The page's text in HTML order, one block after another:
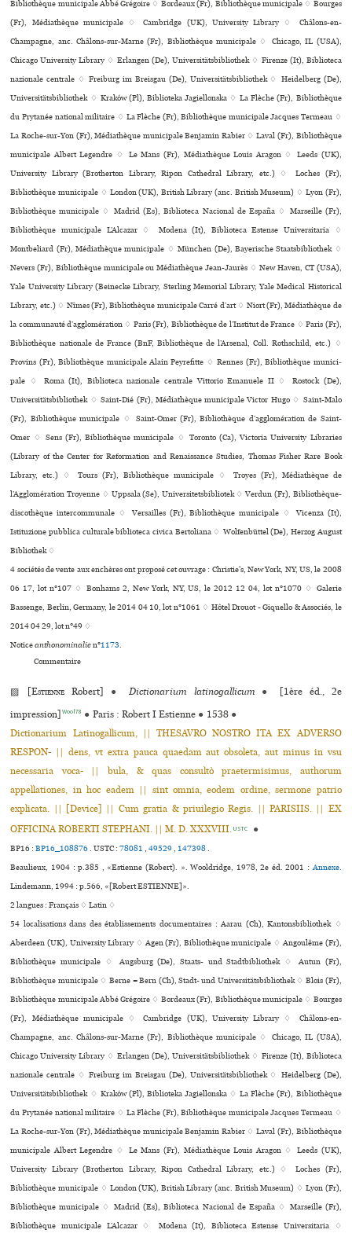
Bibliothèque muni­ci­pale Abbé Grégoire ♢ Bordeaux (Fr), Bibliothèque muni­ci­pale ♢ Bourges
(Fr), Médiathèque muni­ci­pale ♢ Cambridge (UK), University Library ♢ Châlons-en-
Champagne, anc. Châlons-sur-Marne (Fr), Bibliothèque muni­ci­pale ♢ Chicago, IL (USA),
Chicago University Library ♢ Erlangen (De), Universitätsbibliothek ♢ Firenze (It), Biblioteca
nazio­nale cen­trale ♢ Freiburg im Breisgau (De), Universitätsbibliothek ♢ Heidelberg (De),
Universitätsbibliothek ♢ Kraków (Pl), Biblioteka Jagiellonska ♢ La Flèche (Fr), Bibliothèque
du Prytanée national mili­taire ♢ La Flèche (Fr), Bibliothèque muni­ci­pale Jacques Termeau ♢
La Roche-sur-Yon (Fr), Médiathèque muni­ci­pale Benjamin Rabier ♢ Laval (Fr), Bibliothèque
muni­ci­pale Albert Legendre ♢ Le Mans (Fr), Médiathèque Louis Aragon ♢ Leeds (UK),
University Library (Brotherton Library, Ripon Cathedral Library, etc.) ♢ Loches (Fr),
Bibliothèque muni­ci­pale ♢ London (UK), British Library (anc. British Museum) ♢ Lyon (Fr),
Bibliothèque muni­ci­pale ♢ Madrid (Es), Biblioteca Nacional de España ♢ Marseille (Fr),
Bibliothèque muni­ci­pale L’Alcazar ♢ Modena (It), Biblioteca Estense Universitaria ♢
Montbeliard (Fr), Médiathèque muni­ci­pale ♢ München (De), Bayerische Staatsbibliothek ♢
Nevers (Fr), Bibliothèque muni­ci­pale ou Médiathèque Jean-Jaurès ♢ New Haven, CT (USA),
Yale University Library (Beinecke Library, Sterling Memorial Library, Yale Medical Historical
Library, etc.) ♢ Nîmes (Fr), Bibliothèque muni­ci­pale Carré d’art ♢ Niort (Fr), Médiathèque de
la com­mu­nauté d’agglo­mé­ra­tion ♢ Paris (Fr), Bibliothèque de l’Institut de France ♢ Paris (Fr),
Bibliothèque nationale de France (BnF, Bibliothèque de l’Arsenal, Coll. Rothschild, etc.) ♢
Provins (Fr), Bibliothèque muni­ci­pale Alain Peyrefitte ♢ Rennes (Fr), Bibliothèque muni­ci­
pale ♢ Roma (It), Biblioteca nazio­nale cen­trale Vittorio Emanuele II ♢ Rostock (De),
Universitätsbibliothek ♢ Saint-Dié (Fr), Médiathèque muni­ci­pale Victor Hugo ♢ Saint-Malo
(Fr), Bibliothèque municipale ♢ Saint-Omer (Fr), Bibliothèque d’agglo­mé­ra­tion de Saint-
Omer ♢ Sens (Fr), Bibliothèque muni­ci­pale ♢ Toronto (Ca), Victoria University Libraries
(Library of the Center for Reformation and Renaissance Studies, Thomas Fisher Rare Book
Library, etc.) ♢ Tours (Fr), Bibliothèque muni­ci­pale ♢ Troyes (Fr), Médiathèque de
l’Agglomération Troyenne ♢ Uppsala (Se), Universitetsbibliotek ♢ Verdun (Fr), Bibliothèque-
dis­co­thè­que inter­com­mu­nale ♢ Versailles (Fr), Bibliothèque muni­ci­pale ♢ Vicenza (It),
Istituzione pub­blica cultu­rale biblio­teca civica Bertoliana ♢ Wolfenbüttel (De), Herzog August
Bibliothek ♢
4 sociétés de vente aux enchères ont proposé cet ouvrage : Christie's, New York, NY, US, le 2008
06 17, lot n°107 ♢ Bonhams 2, New York, NY, US, le 2012 12 04, lot n°1070 ♢ Galerie
Bassenge, Berlin, Germany, le 2014 04 10, lot n°1061 ♢ Hôtel Drouot - Giquello & Associés, le
2014 04 29, lot n°49 ♢
Noticeanthonominalien°1173.
Commentaire
▨ [Estienne Robert] ● Dictionarium latinogallicum ●
[1ère éd., 2e
impression] Wool78 ● Paris : Robert I Estienne ● 1538 ●
Dictionarium Latinogallicum, || THESAVRO NOSTRO ITA EX ADVERSO
RESPON- || dens, vt extra pauca quaedam aut obsoleta, aut minus in vsu
necessaria voca- || bula, & quas consultò praetermisimus, authorum
appellationes, in hoc eadem || sint omnia, eodem ordine, sermone patrio
explicata. || [Device] || Cum gratia & priuilegio Regis. || PARISIIS. || EX
OFFICINA ROBERTI STEPHANI. || M. D. XXXVIII. USTC ●
BP16 :BP16_108876.USTC :78081,49529, 147398.
Beaulieux, 1904 : p.385 , «Estienne (Robert). ». Wooldridge, 1978, 2e éd. 2001 :Annexe.
Lindemann, 1994 : p.566, «[Robert ESTIENNE]».
2 langues :Français ♢Latin ♢
54 localisations dans des établissements documentaires : Aarau (Ch), Kantonsbibliothek ♢
Aberdeen (UK), University Library ♢ Agen (Fr), Bibliothèque muni­ci­pale ♢ Angoulême (Fr),
Bibliothèque muni­ci­pale ♢ Augsburg (De), Staats- und Stadtbibliothek ♢ Autun (Fr),
Bibliothèque muni­ci­pale ♢ Berne = Bern (Ch), Stadt- und Universitätsbibliothek ♢ Blois (Fr),
Bibliothèque muni­ci­pale Abbé Grégoire ♢ Bordeaux (Fr), Bibliothèque muni­ci­pale ♢ Bourges
(Fr), Médiathèque muni­ci­pale ♢ Cambridge (UK), University Library ♢ Châlons-en-
Champagne, anc. Châlons-sur-Marne (Fr), Bibliothèque muni­ci­pale ♢ Chicago, IL (USA),
Chicago University Library ♢ Erlangen (De), Universitätsbibliothek ♢ Firenze (It), Biblioteca
nazio­nale cen­trale ♢ Freiburg im Breisgau (De), Universitätsbibliothek ♢ Heidelberg (De),
Universitätsbibliothek ♢ Kraków (Pl), Biblioteka Jagiellonska ♢ La Flèche (Fr), Bibliothèque
du Prytanée national mili­taire ♢ La Flèche (Fr), Bibliothèque muni­ci­pale Jacques Termeau ♢
La Roche-sur-Yon (Fr), Médiathèque muni­ci­pale Benjamin Rabier ♢ Laval (Fr), Bibliothèque
muni­ci­pale Albert Legendre ♢ Le Mans (Fr), Médiathèque Louis Aragon ♢ Leeds (UK),
University Library (Brotherton Library, Ripon Cathedral Library, etc.) ♢ Loches (Fr),
Bibliothèque muni­ci­pale ♢ London (UK), British Library (anc. British Museum) ♢ Lyon (Fr),
Bibliothèque muni­ci­pale ♢ Madrid (Es), Biblioteca Nacional de España ♢ Marseille (Fr),
Bibliothèque muni­ci­pale L’Alcazar ♢ Modena (It), Biblioteca Estense Universitaria ♢